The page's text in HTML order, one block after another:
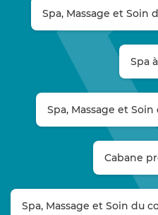
Spa, Massage et Soin
Spa
Spa, Massage et
Cabane
Spa, Massage et Soin du